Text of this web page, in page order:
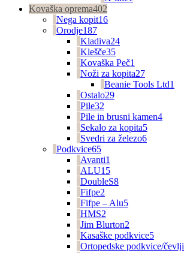
Kovaška oprema402
Nega kopit16
Orodje187
Kladiva24
Klešče35
Kovaška Peč1
Noži za kopita27
Beanie Tools Ltd1
Ostalo29
Pile32
Pile in brusni kamen4
Sekalo za kopita5
Svedri za železo6
Podkvice65
Avanti1
ALU15
DoubleS8
Fifpe2
Fifpe – Alu5
HMS2
Jim Blurton2
Kasaške podkvice5
Ortopedske podkvice/čevlji